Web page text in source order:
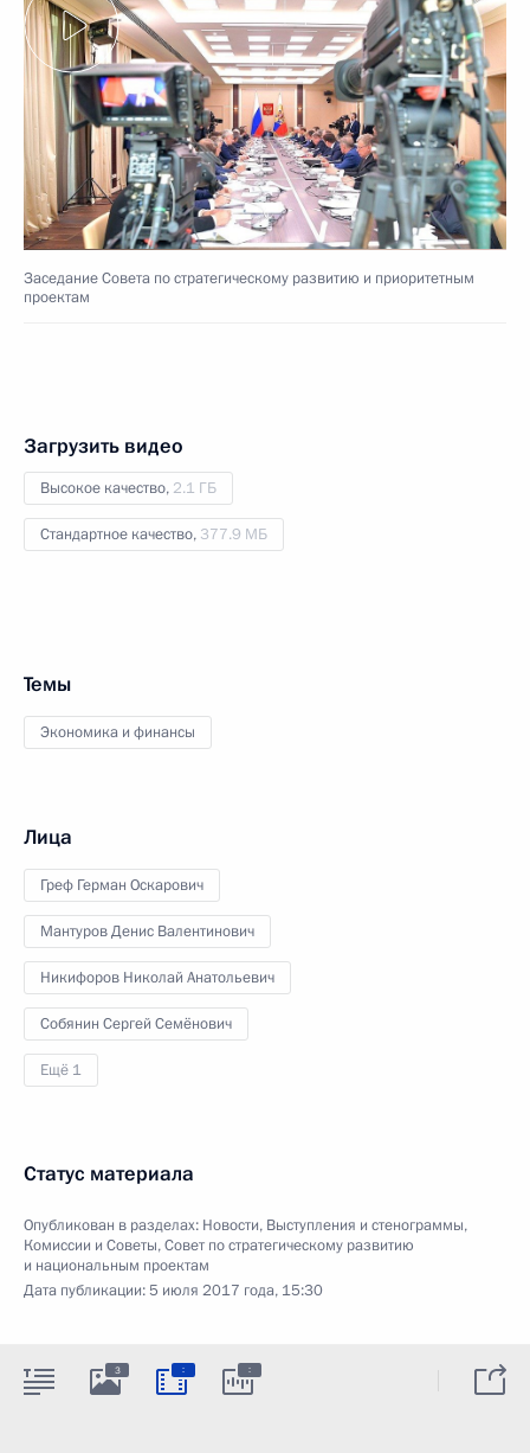
Заседание Совета по стратегическому развитию и приоритетным
проектам
Загрузить видео
Высокое качество, 2.1 ГБ
Стандартное качество, 377.9 МБ
Темы
Экономика и финансы
Лица
Греф Герман Оскарович
Мантуров Денис Валентинович
Никифоров Николай Анатольевич
Собянин Сергей Семёнович
Ещё 1
Статус материала
Опубликован в разделах: Новости, Выступления и стенограммы,
Комиссии и Советы,Совет по стратегическому развитию
и национальным проектам
Дата публикации:5 июля 2017 года, 15:30
3 : :